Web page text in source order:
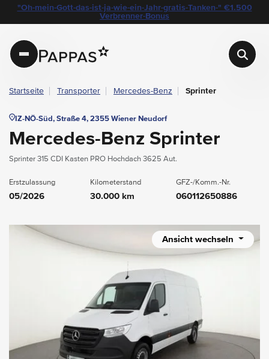
Navigation überspringen
Zum Hauptcontent
Zur Hauptnavigation springen
layout.table-of-content
Technische Daten
Fahrzeugausstattung
Leasing
Beispielangebot
Standort & Ansprechpartner
Das könnte Sie auch interessieren
"Oh-mein-Gott-das-ist-ja-wie-ein-Jahr-gratis-Tanken-" €1.500
Verbrenner-Bonus
Pappas
Startseite Transporter Mercedes-Benz Sprinter
IZ-NÖ-Süd, Straße 4, 2355 Wiener Neudorf
Mercedes-Benz Sprinter
Sprinter 315 CDI Kasten PRO Hochdach 3625 Aut.
Erstzulassung
05/2026
Kilometerstand
30.000 km
GFZ-/Komm.-Nr.
060112650886
Ansicht wechseln
360° Innenansicht